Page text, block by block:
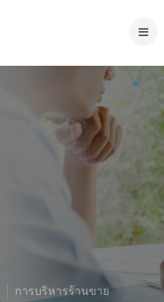
การบริหารร้านขาย